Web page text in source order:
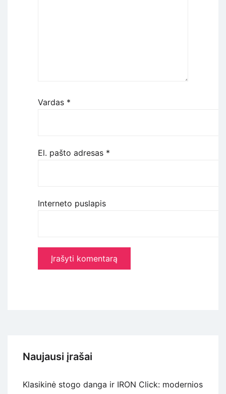
Vardas *
El. pašto adresas *
Interneto puslapis
Naujausi įrašai
Klasikinė stogo danga ir IRON Click: modernios